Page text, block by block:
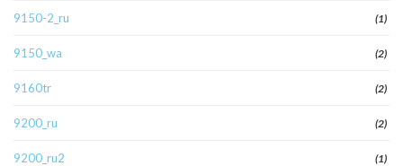
9150-2_ru (1)
9150_wa (2)
9160tr (2)
9200_ru (2)
9200_ru2 (1)